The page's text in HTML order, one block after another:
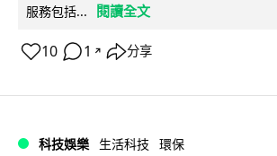
服務包括...
閱讀全文
10 1 ↗ 分享
科技娛樂 生活科技 環保